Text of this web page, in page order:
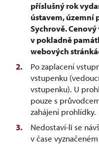
příslušný rok
ústavem, územní
Sychrově.
v pokladně
webových
Po zaplacení
vstupenku
vstupenku). U
pouze s
zahájení prohlídky.
Nedostaví-li se
v čase